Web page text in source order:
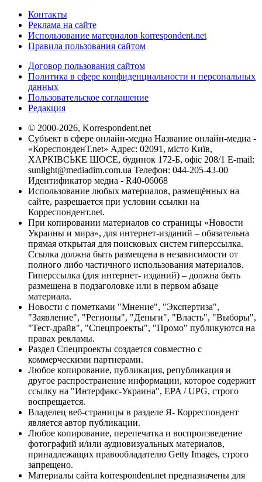
Контакты
Реклама на сайте
Использование материалов korrespondent.net
Правила пользования сайтом
Договор пользования сайтом
Политика в сфере конфиденциальности и персональных
данных
Пользовательское соглашение
Редакция
© 2000-2026, Korrespondent.net
Субъект в сфере онлайн-медиа Название онлайн-медиа -
«КореспонденТ.net» Адрес: 02091, місто Київ,
ХАРКІВСЬКЕ ШОСЕ, будинок 172-Б, офіс 208/1 E-mail:
sunlight@mediadim.com.ua Телефон: 044-205-43-00
Идентификатор медиа - R40-06068
Использование любых материалов, размещённых на
сайте, разрешается при условии ссылки на
Корреспондент.net.
При копировании материалов со страницы «Новости
Украины и мира», для интернет-изданий – обязательна
прямая открытая для поисковых систем гиперссылка.
Ссылка должна быть размещена в независимости от
полного либо частичного использования материалов.
Гиперссылка (для интернет- изданий) – должна быть
размещена в подзаголовке или в первом абзаце
материала.
Новости с пометками "Мнение", "Экспертиза",
"Заявление", "Регионы", "Деньги", "Власть", "Выборы",
"Тест-драйв", "Спецпроекты", "Промо" публикуются на
правах рекламы.
Раздел Спецпроекты создается совместно с
коммерческими партнерами.
Любое копирование, публикация, републикация и
другое распространение информации, которое содержит
ссылку на "Интерфакс-Украина", EPA / UPG, строго
воспрещается.
Владелец веб-страницы в разделе Я- Корреспондент
является автор публикации.
Любое копирование, перепечатка и воспроизведение
фотографий и/или аудиовизуальных материалов,
принадлежащих правообладателю Getty Images, строго
запрещено.
Материалы сайта korrespondent.net предназначены для